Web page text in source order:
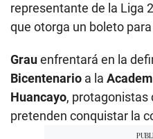
representante de la Liga
que otorga un boleto
Grauenfrentará en la
Bicentenario a la
Huancayo, protagonistas
pretenden conquistar la